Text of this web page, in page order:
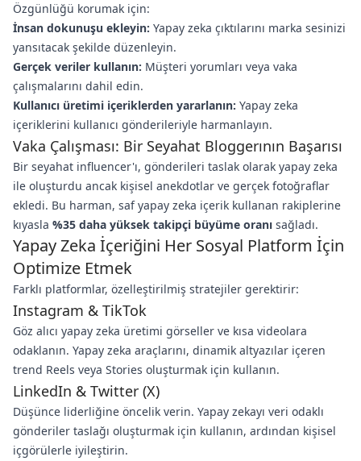
Özgünlüğü korumak için:
İnsan dokunuşu ekleyin: Yapay zeka çıktılarını marka sesinizi
yansıtacak şekilde düzenleyin.
Gerçek veriler kullanın: Müşteri yorumları veya vaka
çalışmalarını dahil edin.
Kullanıcı üretimi içeriklerden yararlanın: Yapay zeka
içeriklerini kullanıcı gönderileriyle harmanlayın.
Vaka Çalışması: Bir Seyahat Bloggerının Başarısı
Bir seyahat influencer'ı, gönderileri taslak olarak yapay zeka
ile oluşturdu ancak kişisel anekdotlar ve gerçek fotoğraflar
ekledi. Bu harman, saf yapay zeka içerik kullanan rakiplerine
kıyasla %35 daha yüksek takipçi büyüme oranı sağladı.
Yapay Zeka İçeriğini Her Sosyal Platform İçin
Optimize Etmek
Farklı platformlar, özelleştirilmiş stratejiler gerektirir:
Instagram & TikTok
Göz alıcı yapay zeka üretimi görseller ve kısa videolara
odaklanın. Yapay zeka araçlarını, dinamik altyazılar içeren
trend Reels veya Stories oluşturmak için kullanın.
LinkedIn & Twitter (X)
Düşünce liderliğine öncelik verin. Yapay zekayı veri odaklı
gönderiler taslağı oluşturmak için kullanın, ardından kişisel
içgörülerle iyileştirin.